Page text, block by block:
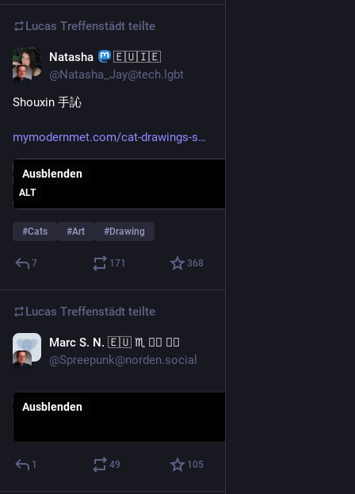
Lucas Treffenstädt teilte
Natasha
🇪🇺🇮🇪
@Natasha_Jay@tech.lgbt
Shouxin 手訫
mymodernmet.com/cat-drawings-s
ALT
Ausblenden
#Cats #Art #Drawing
7 171 368
Lucas Treffenstädt teilte
Marc S. N. 🇪🇺 ♏ 🏳️‍🌈 🏴‍☠️
@Spreepunk@norden.social
Ausblenden
1 49 105